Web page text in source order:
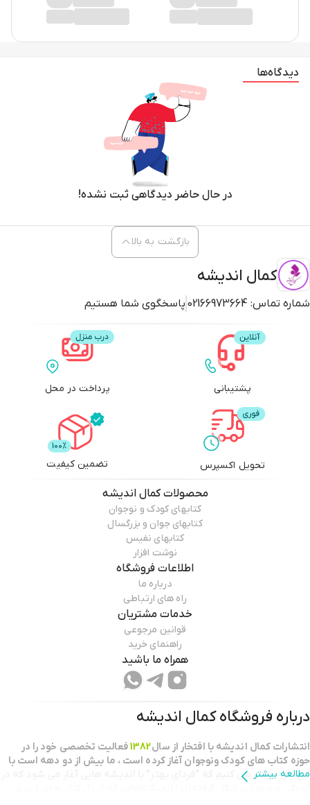
دیدگاه‌ها
در حال حاضر دیدگاهی ثبت نشده!
کمال اندیشه
شماره تماس: 02166973664 پاسخگوی شما هستیم
بازگشت به بالا
پشتیبانی پرداخت در محل
تحویل اکسپرس تضمین کیفیت
محصولاتکمال اندیشه
کتابهای کودک و نوجوان
کتابهای جوان و بزرگسال
کتابهای نفیس
نوشت افزار
اطلاعات فروشگاه
درباره ما
راه های ارتباطی
خدمات مشتریان
قوانین مرجوعی
راهنمای خرید
همراه ما باشید
درباره فروشگاهکمال اندیشه
انتشارات كمال انديشه با افتخار از سال1382فعاليت تخصصي خود را در
حوزه كتاب هاي كودك ونوجوان آغاز كرده است ، ما بيش از دو دهه است با
اين باور حركت مي كنيم كه "فرداي بهتر" با انديشه هايي آغاز مي شود كه در
مطالعه بیشتر